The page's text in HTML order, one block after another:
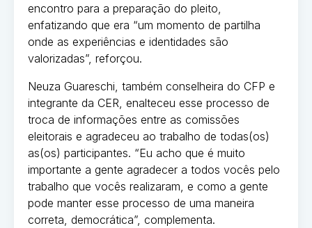
encontro para a preparação do pleito,
enfatizando que era “um momento de partilha
onde as experiências e identidades são
valorizadas”, reforçou.
Neuza Guareschi, também conselheira do CFP e
integrante da CER, enalteceu esse processo de
troca de informações entre as comissões
eleitorais e agradeceu ao trabalho de todas(os)
as(os) participantes. “Eu acho que é muito
importante a gente agradecer a todos vocês pelo
trabalho que vocês realizaram, e como a gente
pode manter esse processo de uma maneira
correta, democrática”, complementa.